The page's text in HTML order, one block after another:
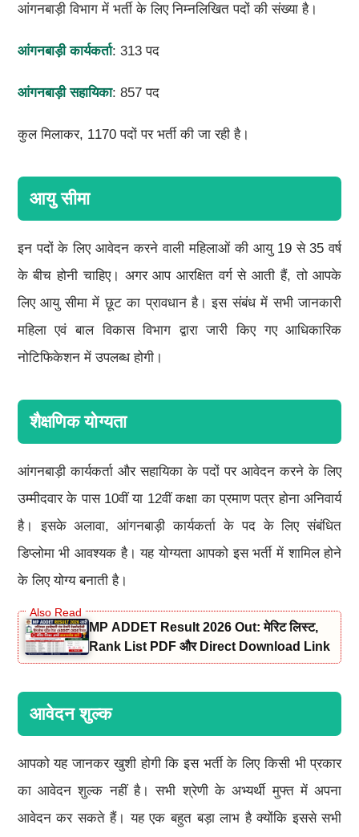
आंगनबाड़ी विभाग में भर्ती के लिए निम्नलिखित पदों की संख्या है।
आंगनबाड़ी कार्यकर्ता: 313 पद
आंगनबाड़ी सहायिका: 857 पद
कुल मिलाकर, 1170 पदों पर भर्ती की जा रही है।
आयु सीमा
इन पदों के लिए आवेदन करने वाली महिलाओं की आयु 19 से 35 वर्ष
के बीच होनी चाहिए। अगर आप आरक्षित वर्ग से आती हैं, तो आपके
लिए आयु सीमा में छूट का प्रावधान है। इस संबंध में सभी जानकारी
महिला एवं बाल विकास विभाग द्वारा जारी किए गए आधिकारिक
नोटिफिकेशन में उपलब्ध होगी।
शैक्षणिक योग्यता
आंगनबाड़ी कार्यकर्ता और सहायिका के पदों पर आवेदन करने के लिए
उम्मीदवार के पास 10वीं या 12वीं कक्षा का प्रमाण पत्र होना अनिवार्य
है। इसके अलावा, आंगनबाड़ी कार्यकर्ता के पद के लिए संबंधित
डिप्लोमा भी आवश्यक है। यह योग्यता आपको इस भर्ती में शामिल होने
के लिए योग्य बनाती है।
MP ADDET Result 2026 Out: मेरिट लिस्ट,
Rank List PDF और Direct Download Link
आवेदन शुल्क
आपको यह जानकर खुशी होगी कि इस भर्ती के लिए किसी भी प्रकार
का आवेदन शुल्क नहीं है। सभी श्रेणी के अभ्यर्थी मुफ्त में अपना
आवेदन कर सकते हैं। यह एक बहुत बड़ा लाभ है क्योंकि इससे सभी